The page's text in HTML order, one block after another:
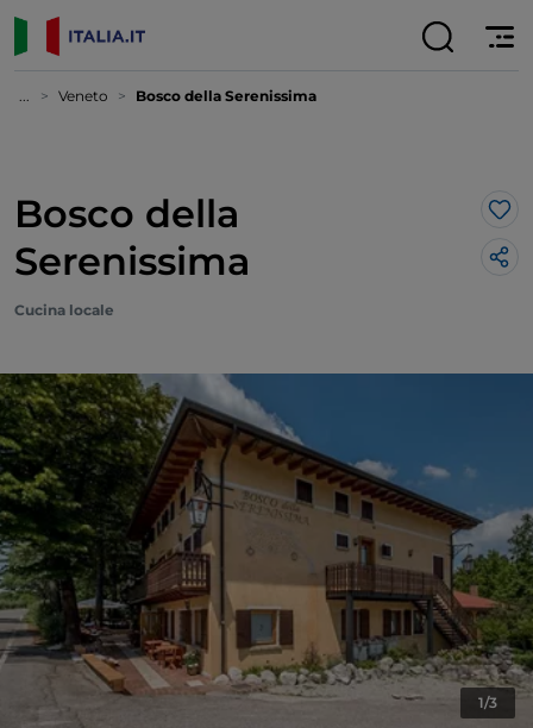
... Veneto Bosco della Serenissima
Bosco della
Serenissima
Cucina locale
1/3